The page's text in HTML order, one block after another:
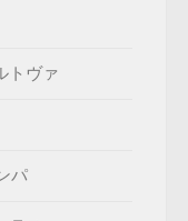
トヴァ
パ